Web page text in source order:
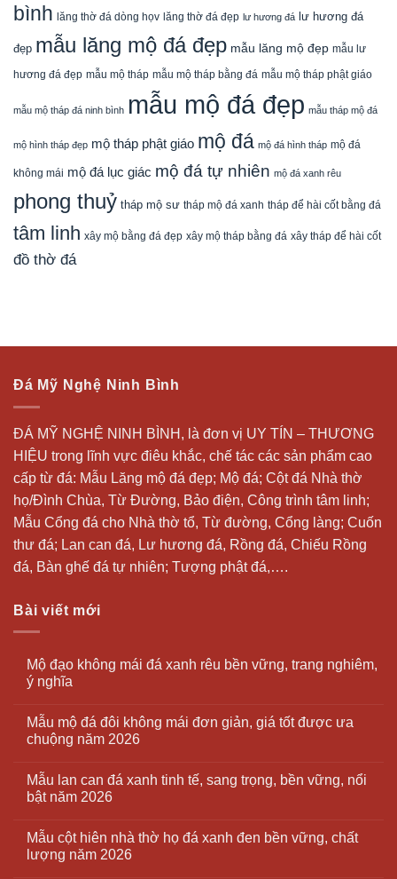
bình lăng thờ đá dòng họv lăng thờ đá đẹp lư hương đá lư hương đá
đẹp mẫu lăng mộ đá đẹp mẫu lăng mộ đẹp mẫu lư
hương đá đẹp mẫu mộ tháp mẫu mộ tháp bằng đá mẫu mộ tháp phật giáo
mẫu mộ tháp đá ninh bình mẫu mộ đá đẹp mẫu tháp mộ đá
mộ hình tháp đẹp mộ tháp phật giáo mộ đá mộ đá hình tháp mộ đá
không mái mộ đá lục giác mộ đá tự nhiên mộ đá xanh rêu
phong thuỷ tháp mộ sư tháp mộ đá xanh tháp để hài cốt bằng đá
tâm linh xây mộ bằng đá đẹp xây mộ tháp bằng đá xây tháp để hài cốt
đồ thờ đá
Đá Mỹ Nghệ Ninh Bình
ĐÁ MỸ NGHỆ NINH BÌNH, là đơn vị UY TÍN – THƯƠNG
HIỆU trong lĩnh vực điêu khắc, chế tác các sản phẩm cao
cấp từ đá: Mẫu Lăng mộ đá đẹp; Mộ đá; Cột đá Nhà thờ
họ/Đình Chùa, Từ Đường, Bảo điện, Công trình tâm linh;
Mẫu Cổng đá cho Nhà thờ tổ, Từ đường, Cổng làng; Cuốn
thư đá; Lan can đá, Lư hương đá, Rồng đá, Chiếu Rồng
đá, Bàn ghế đá tự nhiên; Tượng phật đá,….
Bài viết mới
Mộ đạo không mái đá xanh rêu bền vững, trang nghiêm,
ý nghĩa
Mẫu mộ đá đôi không mái đơn giản, giá tốt được ưa
chuộng năm 2026
Mẫu lan can đá xanh tinh tế, sang trọng, bền vững, nổi
bật năm 2026
Mẫu cột hiên nhà thờ họ đá xanh đen bền vững, chất
lượng năm 2026